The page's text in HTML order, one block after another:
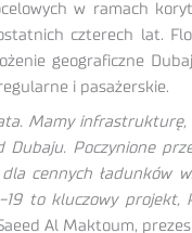
w ramach
czterech lat.
geograficzne
i pasażerskie.
Mamy infrastrukturę,
Poczynione
cennych ładunków
to kluczowy projekt,
Al Maktoum,